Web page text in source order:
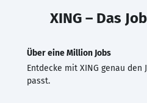
XING – Das
Über eine Million Jobs
Entdecke mit XING genau den
passt.